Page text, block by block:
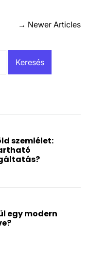
→ Newer Articles
szemlélet:
egy modern